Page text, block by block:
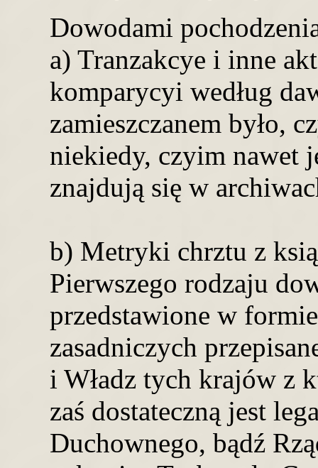
Dowodami
a) Tranzakcye i inne
komparycyi według
zamieszczanem było,
niekiedy, czyim nawet
znajdują się w
b) Metryki chrztu z
Pierwszego rodzaju
przedstawione w
zasadniczych
i Władz tych krajów z
zaś dostateczną jest
Duchownego, bądź